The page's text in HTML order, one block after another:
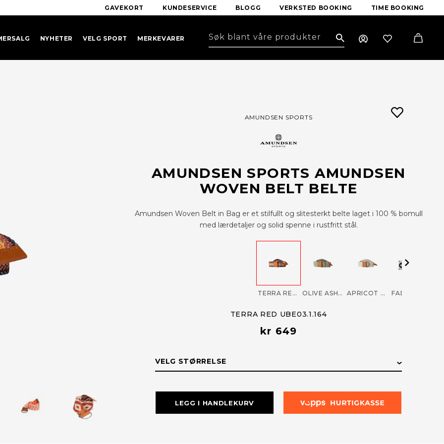
GAVEKORT KUNDESERVICE BLOGG VERKSTED BOOKING TIME BOOKING
NYHETER VELG SPORT MERKEVARER Search
AMUNDSEN SPORTS
AMUNDSEN SPORTS AMUNDSEN
WOVEN BELT BELTE
Amundsen Woven Belt in Bag er et stilfullt og slitesterkt belte laget i 100 % bomull
med lærdetaljer og solid spenne i rustfritt stål.
TERRA RED UBE03.1.164 OLIVE ASH UBE03.1.407 APRICOT UBE03.1.181
TERRA RED UBE03.1.164
kr 649
VELG STØRRELSE
STØRRELSE LAGERSTATUS
LEGG I HANDLEKURV